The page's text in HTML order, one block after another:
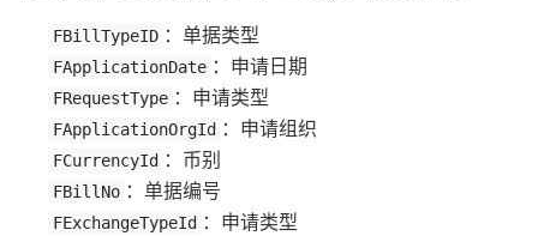
FBillTypeID ：单据类型
FApplicationDate ：申请日期
FRequestType ：申请类型
FApplicationOrgId ：申请组织
FCurrencyId ：币别
FBillNo ：单据编号
FExchangeTypeId ：申请类型